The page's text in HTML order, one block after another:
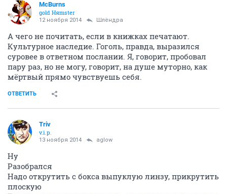
McBurns
gold Няmster
12 ноября 2014 Шлёндра
А чего не почитать, если в книжках печатают.
Культурное наследие. Гоголь, правда, выразился
суровее в ответном послании. Я, говорит, пробовал
пару раз, но не могу, говорит, на душе муторно, как
мёртвый прямо чувствуешь себя.
ОТВЕТИТЬ
Triv
v.i.p.
13 ноября 2014 aglow
Ну
Разобрался
Надо открутить с бокса выпуклую линзу, прикрутить
плоскую